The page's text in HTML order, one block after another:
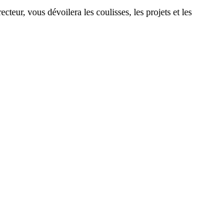
vous dévoilera les coulisses, les projets et les